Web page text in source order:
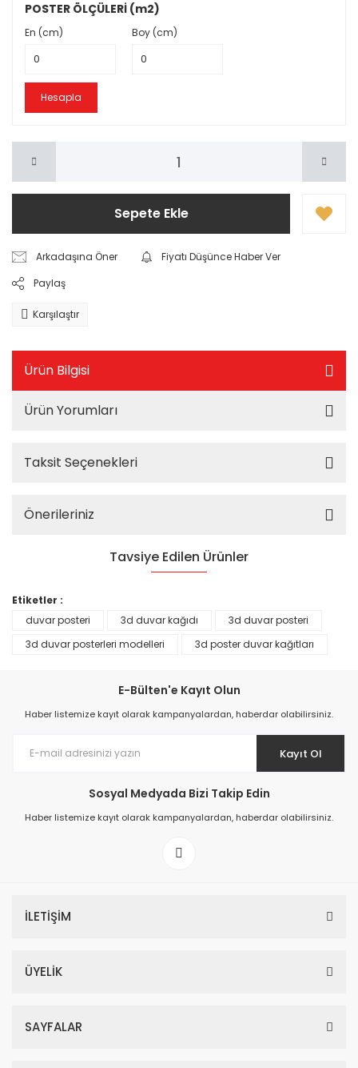
POSTER ÖLÇÜLERİ (m2)
En (cm) Boy (cm)
Hesapla
Sepete Ekle
Arkadaşına Öner
Fiyatı Düşünce Haber Ver
Paylaş
Karşılaştır
Ürün Bilgisi
Ürün Yorumları
Taksit Seçenekleri
Önerileriniz
Tavsiye Edilen Ürünler
Etiketler :
duvar posteri
3d duvar kağıdı
3d duvar posteri
3d duvar posterleri modelleri
3d poster duvar kağıtları
E-Bülten'e Kayıt Olun
Haber listemize kayıt olarak kampanyalardan, haberdar olabilirsiniz.
Kayıt Ol
Sosyal Medyada Bizi Takip Edin
Haber listemize kayıt olarak kampanyalardan, haberdar olabilirsiniz.
İLETİŞİM
ÜYELİK
SAYFALAR